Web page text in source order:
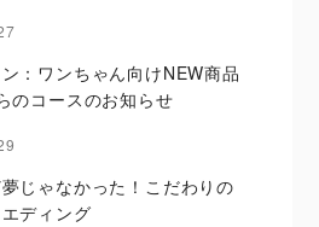
：ワンちゃん向けNEW商品
のコースのお知らせ
じゃなかった！こだわりの
ディング